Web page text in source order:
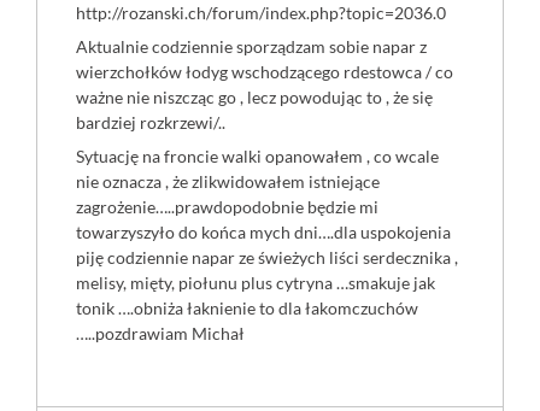
http://rozanski.ch/forum/index.php?topic=2036.0
Aktualnie codziennie sporządzam sobie napar z
wierzchołków łodyg wschodzącego rdestowca / co
ważne nie niszcząc go , lecz powodując to , że się
bardziej rozkrzewi/..
Sytuację na froncie walki opanowałem , co wcale
nie oznacza , że zlikwidowałem istniejące
zagrożenie…..prawdopodobnie będzie mi
towarzyszyło do końca mych dni….dla uspokojenia
piję codziennie napar ze świeżych liści serdecznika ,
melisy, mięty, piołunu plus cytryna …smakuje jak
tonik ….obniża łaknienie to dla łakomczuchów
…..pozdrawiam Michał